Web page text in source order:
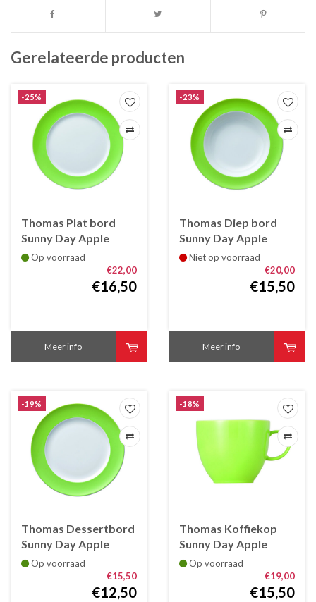
Gerelateerde producten
-25%
Thomas Plat bord
Sunny Day Apple
Green 27 cm
Op voorraad
€22,00
€16,50
Meer info
-23%
Thomas Diep bord
Sunny Day Apple
Green 23 cm
Niet op voorraad
€20,00
€15,50
Meer info
-19%
Thomas Dessertbord
Sunny Day Apple
Green 22 cm
Op voorraad
€15,50
€12,50
-18%
Thomas Koffiekop
Sunny Day Apple
Green 20 cl
Op voorraad
€19,00
€15,50